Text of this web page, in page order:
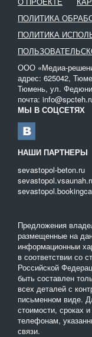
Воздушный метод
возможности
производится на
На нашем сайте вы
которые позволят
подземной укладки
дорожных работ,
ПОЛИТИКА
ПОЛИТИКА
ООО «Медиа-
адрес: 625042,
Тюмень, ул.
почта:
МЫ В СОЦСЕТЯХ
НАШИ ПАРТНЕРЫ
sevastopol-beton.ru
Предложения
размещенные на
информационныи
в соответствии со
Российской
быть составлен
всех деталей с
письменном виде.
стоимости, сроках
телефонам,
связи.